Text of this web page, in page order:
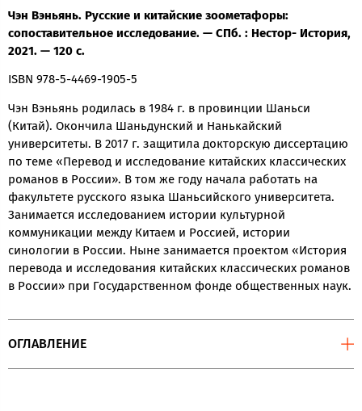
Чэн Вэньянь. Русские и китайские зоометафоры:
сопоставительное исследование. — СПб. : Нестор- История,
2021. — 120 с.
ISBN 978-5-4469-1905-5
Чэн Вэньянь родилась в 1984 г. в провинции Шаньси
(Китай). Окончила Шаньдунский и Нанькайский
университеты. В 2017 г. защитила докторскую диссертацию
по теме «Перевод и исследование китайских классических
романов в России». В том же году начала работать на
факультете русского языка Шаньсийского университета.
Занимается исследованием истории культурной
коммуникации между Китаем и Россией, истории
синологии в России. Ныне занимается проектом «История
перевода и исследования китайских классических романов
в России» при Государственном фонде общественных наук.
ОГЛАВЛЕНИЕ